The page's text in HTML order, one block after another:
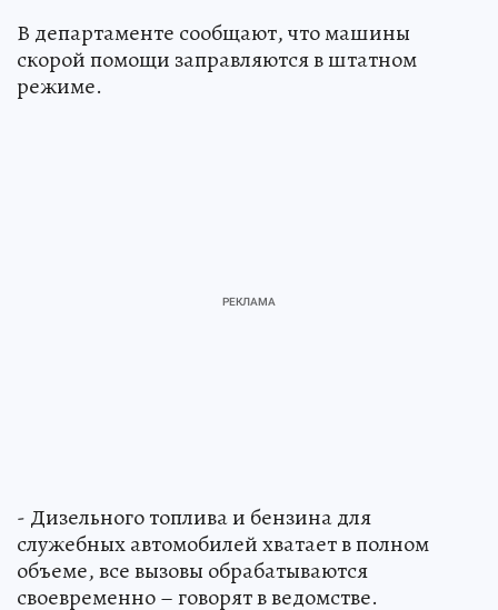
В департаменте сообщают, что машины
скорой помощи заправляются в штатном
режиме.
- Дизельного топлива и бензина для
служебных автомобилей хватает в полном
объеме, все вызовы обрабатываются
своевременно – говорят в ведомстве.